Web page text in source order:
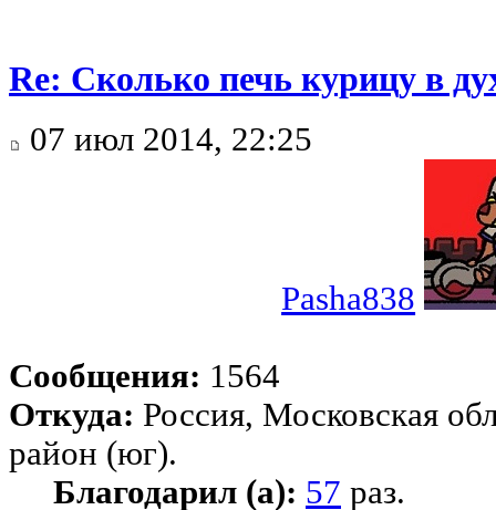
Re: Сколько печь курицу в
07 июл 2014, 22:25
Pasha838
Сообщения: 1564
Откуда: Россия, Московская
район (юг).
Благодарил (а): 57 раз.